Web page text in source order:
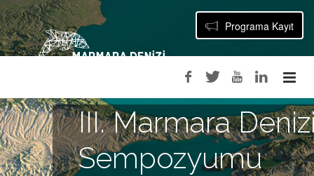
Programa Kayıt
III. Marmara
Sempozyumu